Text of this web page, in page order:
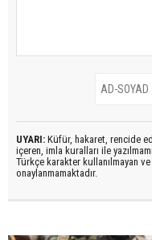
UYARI: Küfür, hakaret, rencide
içeren, imla kuralları ile
Türkçe karakter kullanılmayan
onaylanmamaktadır.